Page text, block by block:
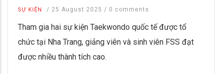
SỰ KIỆN / 25 August 2025 / 0 comments
Tham gia hai sự kiện Taekwondo quốc tế được tổ
chức tại Nha Trang, giảng viên và sinh viên FSS đạt
được nhiều thành tích cao.